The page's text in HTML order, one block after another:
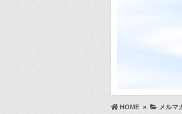
HOME » メルマ